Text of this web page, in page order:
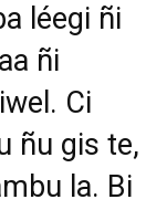
léegi ñi
ñi
Ci
ñu gis te,
la. Bi